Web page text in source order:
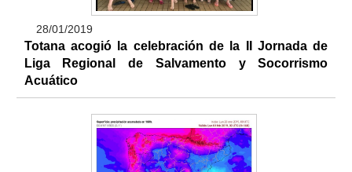
28/01/2019
Totana acogió la celebración de la II Jornada de
Liga Regional de Salvamento y Socorrismo
Acuático